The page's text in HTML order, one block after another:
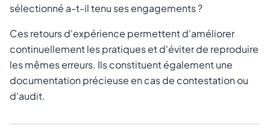
sélectionné a-t-il tenu ses engagements ?
Ces retours d'expérience permettent d'améliorer
continuellement les pratiques et d'éviter de reproduire
les mêmes erreurs. Ils constituent également une
documentation précieuse en cas de contestation ou
d'audit.